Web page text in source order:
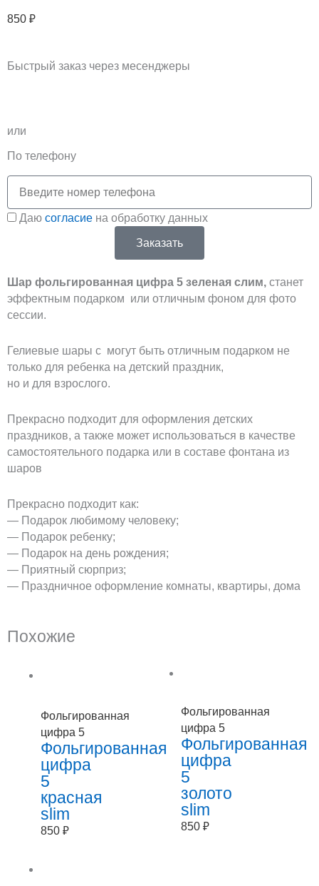
850 ₽
Быстрый заказ через месенджеры
l
e
g
a
m
или
По телефону
Соглашение
Даю согласие на обработку данных
Заказать
Шар фольгированная цифра 5 зеленая слим, станет
эффектным подарком или отличным фоном для фото
сессии.
Гелиевые шары с могут быть отличным подарком не
только для ребенка на детский праздник,
но и для взрослого.
Прекрасно подходит для оформления детских
праздников, а также может использоваться в качестве
самостоятельного подарка или в составе фонтана из
шаров
Прекрасно подходит как:
— Подарок любимому человеку;
— Подарок ребенку;
— Подарок на день рождения;
— Приятный сюрприз;
— Праздничное оформление комнаты, квартиры, дома
Похожие
Фольгированная
цифра 5
Фольгированная
цифра
5
красная
slim
850 ₽
Фольгированная
цифра 5
Фольгированная
цифра
5
золото
slim
850 ₽